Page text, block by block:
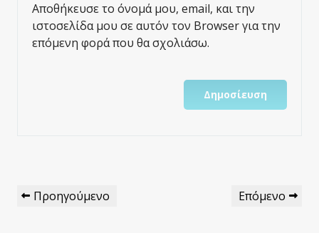
Αποθήκευσε το όνομά μου, email, και την
ιστοσελίδα μου σε αυτόν τον Browser για την
επόμενη φορά που θα σχολιάσω.
Πλοήγηση
Άρθρων
Προηγούμενο
Προηγούμενο
Επόμενο
Επόμενο